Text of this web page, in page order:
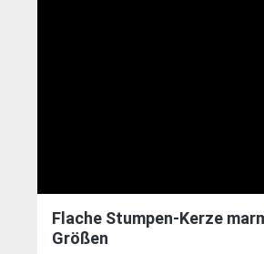
Flache Stumpen-Kerze
Größen